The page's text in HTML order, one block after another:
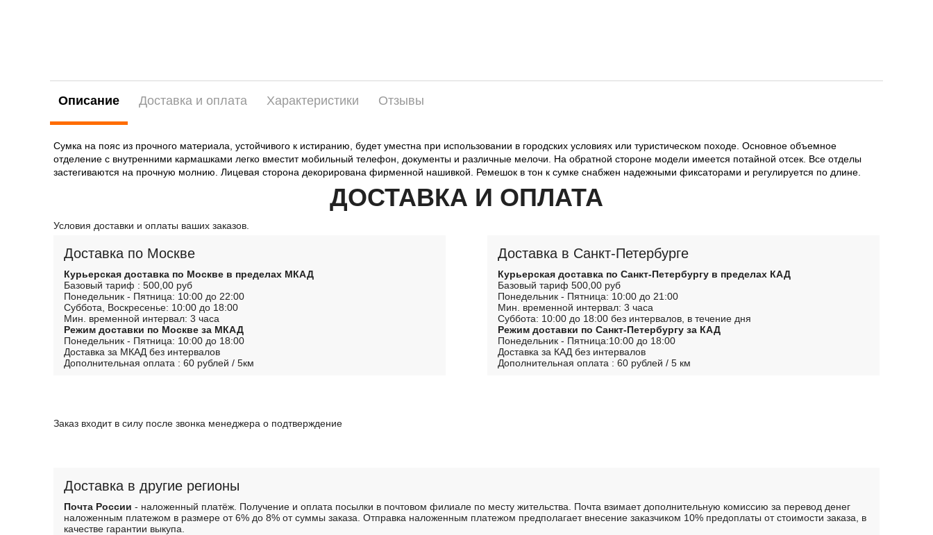
Описание Доставка и оплата Характеристики Отзывы
Сумка на пояс из прочного материала, устойчивого к истиранию, будет уместна при использовании в городских условиях или туристическом походе. Основное объемное
отделение с внутренними кармашками легко вместит мобильный телефон, документы и различные мелочи. На обратной стороне модели имеется потайной отсек. Все отделы
застегиваются на прочную молнию. Лицевая сторона декорирована фирменной нашивкой. Ремешок в тон к сумке снабжен надежными фиксаторами и регулируется по длине.
ДОСТАВКА И ОПЛАТА
Условия доставки и оплаты ваших заказов.
Доставка по Москве
Курьерская доставка по Москве в пределах МКАД
Базовый тариф : 500,00 руб
Понедельник - Пятница: 10:00 до 22:00
Суббота, Воскресенье: 10:00 до 18:00
Мин. временной интервал: 3 часа
Режим доставки по Москве за МКАД
Понедельник - Пятница: 10:00 до 18:00
Доставка за МКАД без интервалов
Дополнительная оплата : 60 рублей / 5км
Доставка в Санкт-Петербурге
Курьерская доставка по Санкт-Петербургу в пределах КАД
Базовый тариф 500,00 руб
Понедельник - Пятница: 10:00 до 21:00
Мин. временной интервал: 3 часа
Суббота: 10:00 до 18:00 без интервалов, в течение дня
Режим доставки по Санкт-Петербургу за КАД
Понедельник - Пятница:10:00 до 18:00
Доставка за КАД без интервалов
Дополнительная оплата : 60 рублей / 5 км
Заказ входит в силу после звонка менеджера о подтверждение
Доставка в другие регионы
Почта России - наложенный платёж. Получение и оплата посылки в почтовом филиале по месту жительства. Почта взимает дополнительную комиссию за перевод денег
наложенным платежом в размере от 6% до 8% от суммы заказа. Отправка наложенным платежом предполагает внесение заказчиком 10% предоплаты от стоимости заказа, в
качестве гарантии выкупа.